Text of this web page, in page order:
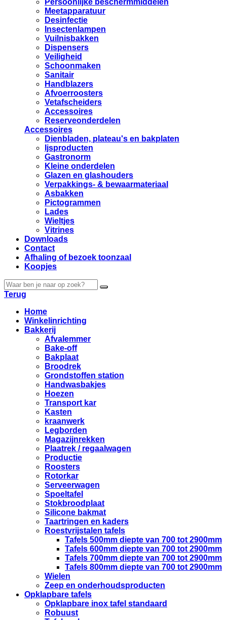
Meetapparatuur
Desinfectie
Insectenlampen
Vuilnisbakken
Dispensers
Veiligheid
Schoonmaken
Sanitair
Handblazers
Afvoerroosters
Vetafscheiders
Accessoires
Reserveonderdelen
Accessoires
Dienbladen, plateau's en bakplaten
Ijsproducten
Gastronorm
Kleine onderdelen
Glazen en glashouders
Verpakkings- & bewaarmateriaal
Asbakken
Pictogrammen
Lades
Wieltjes
Vitrines
Downloads
Contact
Afhaling of bezoek toonzaal
Koopjes
Terug
Home
Winkelinrichting
Bakkerij
Afvalemmer
Bake-off
Bakplaat
Broodrek
Grondstoffen station
Handwasbakjes
Hoezen
Transport kar
Kasten
kraanwerk
Legborden
Magazijnrekken
Plaatrek / regaalwagen
Productie
Roosters
Rotorkar
Serveerwagen
Spoeltafel
Stokbroodplaat
Silicone bakmat
Taartringen en kaders
Roestvrijstalen tafels
Tafels 500mm diepte van 700 tot 2900mm
Tafels 600mm diepte van 700 tot 2900mm
Tafels 700mm diepte van 700 tot 2900mm
Tafels 800mm diepte van 700 tot 2900mm
Wielen
Zeep en onderhoudsproducten
Opklapbare tafels
Opklapbare inox tafel standaard
Robuust